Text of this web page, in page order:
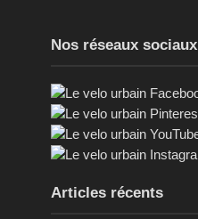
Nos réseaux sociaux
Articles récents